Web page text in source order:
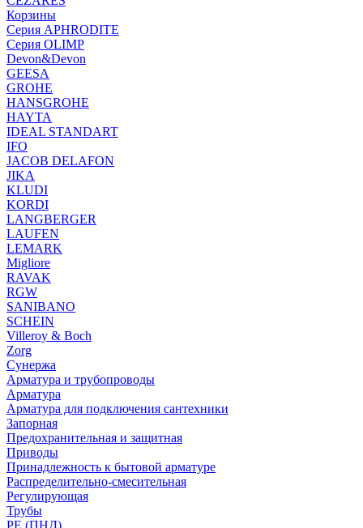
Корзины
Серия APHRODITE
Серия OLIMP
Devon&Devon
GEESA
GROHE
HANSGROHE
HAYTA
IDEAL STANDART
IFO
JACOB DELAFON
JIKA
KLUDI
KORDI
LANGBERGER
LAUFEN
LEMARK
Migliore
RAVAK
RGW
SANIBANO
SCHEIN
Villeroy & Boch
Zorg
Сунержа
Арматура и трубопроводы
Арматура
Арматура для подключения сантехники
Запорная
Предохранительная и защитная
Приводы
Принадлежность к бытовой арматуре
Распределительно-смесительная
Регулирующая
Трубы
PE (ПНД)